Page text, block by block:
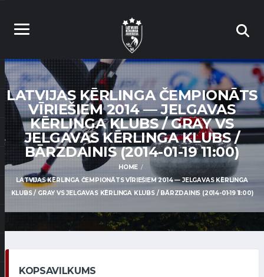
LATVIJAS KĒRLINGA ČEMPIONĀTS
VĪRIEŠIEM 2014 — JELGAVAS
KĒRLINGA KLUBS / GRAY VS
JELGAVAS KĒRLINGA KLUBS /
BĀRZDAINIS (2014-01-19 11:00)
HOME
LATVIJAS KĒRLINGA ČEMPIONĀTS VĪRIEŠIEM 2014 — JELGAVAS KĒRLINGA
KLUBS / GRAY VS JELGAVAS KĒRLINGA KLUBS / BĀRZDAINIS (2014-01-19 11:00)
KOPSAVILKUMS